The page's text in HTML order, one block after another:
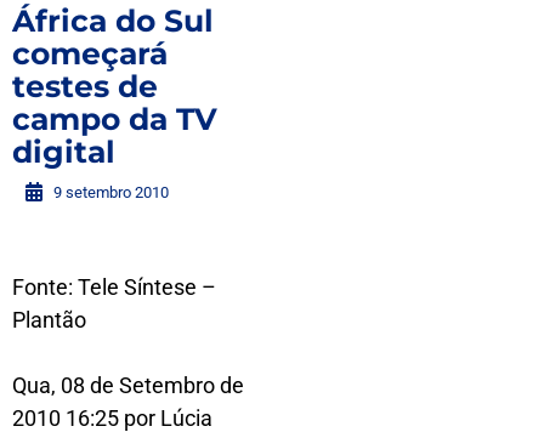
África do Sul
começará
testes de
campo da TV
digital
9 setembro 2010
Fonte: Tele Síntese –
Plantão
Qua, 08 de Setembro de
2010 16:25 por Lúcia